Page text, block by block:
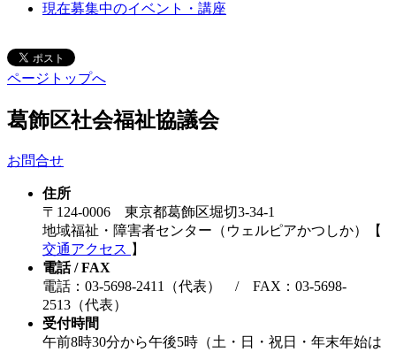
現在募集中のイベント・講座
ページトップへ
葛飾区社会福祉協議会
お問合せ
住所
〒124-0006 東京都葛飾区堀切3-34-1
地域福祉・障害者センター（ウェルピアかつしか）【
交通アクセス 】
電話 / FAX
電話：03-5698-2411（代表） / FAX：03-5698-
2513（代表）
受付時間
午前8時30分から午後5時（土・日・祝日・年末年始は